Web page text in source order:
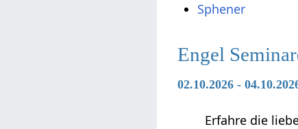
Sphener
Engel
02.10.2026 -
Erfahre die